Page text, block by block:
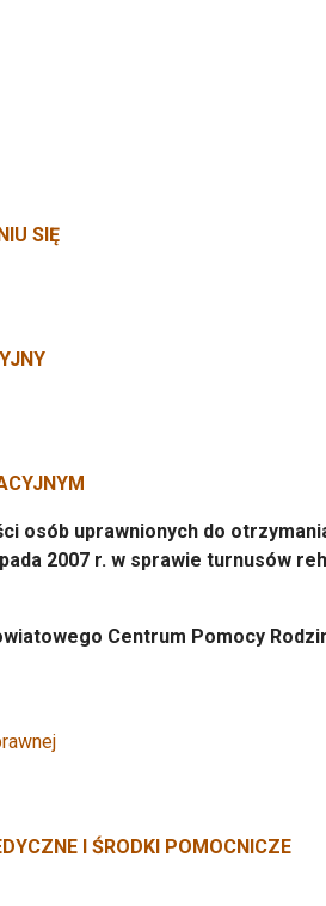
SIĘ
osób uprawnionych do
2007 r. w sprawie turnusów
Centrum Pomocy
I ŚRODKI POMOCNICZE